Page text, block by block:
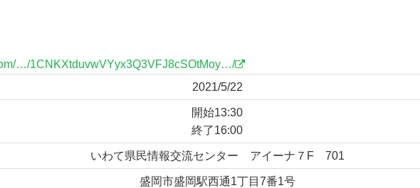
…/1CNKXtduvwVYyx3Q3VFJ8cSOtMoy…/
2021/5/22
開始13:30
終了16:00
いわて県民情報交流センター アイーナ７F 701
盛岡市盛岡駅西通1丁目7番1号